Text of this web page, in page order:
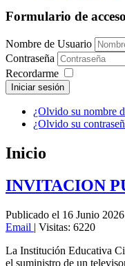
Formulario de acceso
Nombre de Usuario
Contraseña
Recordarme
Iniciar sesión
¿Olvido su nombre
¿Olvido su
Inicio
INVITACION
Publicado el 16 Junio 2026
Email | Visitas: 6220
La Institución Educativa
el suministro de un